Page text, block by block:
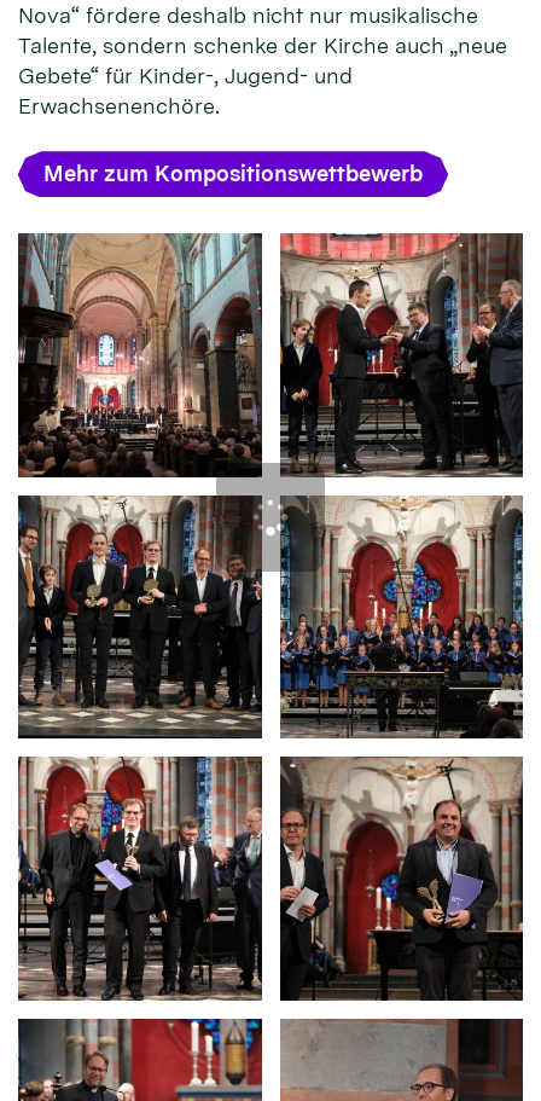
Nova“ fördere deshalb nicht nur musikalische
Talente, sondern schenke der Kirche auch „neue
Gebete“ für Kinder-, Jugend- und
Erwachsenenchöre.
Mehr zum Kompositionswettbewerb